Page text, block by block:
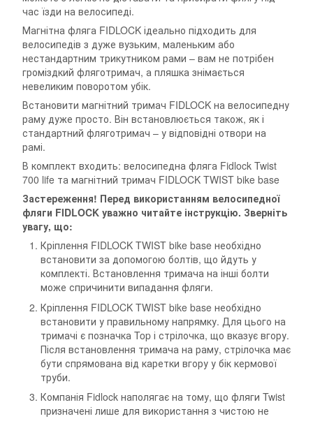
час їзди на велосипеді.
Магнітна фляга FIDLOCK ідеально підходить для
велосипедів з дуже вузьким, маленьким або
нестандартним трикутником рами – вам не потрібен
громіздкий фляготримач, а пляшка знімається
невеликим поворотом убік.
Встановити магнітний тримач FIDLOCK на велосипедну
раму дуже просто. Він встановлюється також, як і
стандартний фляготримач – у відповідні отвори на
рамі.
В комплект входить: велосипедна фляга Fidlock Twist
700 life та магнітний тримач FIDLOCK TWIST bike base
Застереження! Перед використанням велосипедної
фляги FIDLOCK уважно читайте інструкцію. Зверніть
увагу, що:
Кріплення FIDLOCK TWIST bike base необхідно
встановити за допомогою болтів, що йдуть у
комплекті. Встановлення тримача на інші болти
може спричинити випадання фляги.
Кріплення FIDLOCK TWIST bike base необхідно
встановити у правильному напрямку. Для цього на
тримачі є позначка Top і стрілочка, що вказує вгору.
Після встановлення тримача на раму, стрілочка має
бути спрямована від каретки вгору у бік кермової
труби.
Компанія Fidlock наполягає на тому, що фляги Twist
призначені лише для використання з чистою не